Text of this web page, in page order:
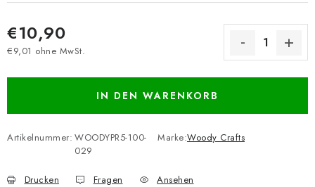
€10,90
€9,01 ohne MwSt.
IN DEN WARENKORB
Artikelnummer: WOODYPR5-100-
029
Marke:Woody Crafts
Drucken Fragen Ansehen